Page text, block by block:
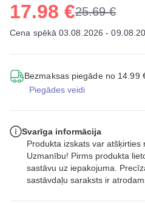
17.98 €25.69 €
Cena spēkā 03.08.2026 -
Bezmaksas piegāde no 14.99
Piegādes veidi
Svarīga informācija
Produkta izskats var atšķirties
Uzmanību! Pirms produkta
sastāvu uz iepakojuma.
sastāvdaļu saraksts ir